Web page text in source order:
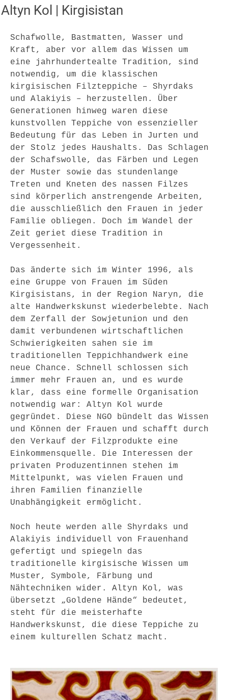
Altyn Kol | Kirgisistan
Schafwolle, Bastmatten, Wasser und
Kraft, aber vor allem das Wissen um
eine jahrhundertealte Tradition, sind
notwendig, um die klassischen
kirgisischen Filzteppiche – Shyrdaks
und Alakiyis – herzustellen. Über
Generationen hinweg waren diese
kunstvollen Teppiche von essenzieller
Bedeutung für das Leben in Jurten und
der Stolz jedes Haushalts. Das Schlagen
der Schafswolle, das Färben und Legen
der Muster sowie das stundenlange
Treten und Kneten des nassen Filzes
sind körperlich anstrengende Arbeiten,
die ausschließlich den Frauen in jeder
Familie obliegen. Doch im Wandel der
Zeit geriet diese Tradition in
Vergessenheit.
Das änderte sich im Winter 1996, als
eine Gruppe von Frauen im Süden
Kirgisistans, in der Region Naryn, die
alte Handwerkskunst wiederbelebte. Nach
dem Zerfall der Sowjetunion und den
damit verbundenen wirtschaftlichen
Schwierigkeiten sahen sie im
traditionellen Teppichhandwerk eine
neue Chance. Schnell schlossen sich
immer mehr Frauen an, und es wurde
klar, dass eine formelle Organisation
notwendig war: Altyn Kol wurde
gegründet. Diese NGO bündelt das Wissen
und Können der Frauen und schafft durch
den Verkauf der Filzprodukte eine
Einkommensquelle. Die Interessen der
privaten Produzentinnen stehen im
Mittelpunkt, was vielen Frauen und
ihren Familien finanzielle
Unabhängigkeit ermöglicht.
Noch heute werden alle Shyrdaks und
Alakiyis individuell von Frauenhand
gefertigt und spiegeln das
traditionelle kirgisische Wissen um
Muster, Symbole, Färbung und
Nähtechniken wider. Altyn Kol, was
übersetzt „Goldene Hände“ bedeutet,
steht für die meisterhafte
Handwerkskunst, die diese Teppiche zu
einem kulturellen Schatz macht.